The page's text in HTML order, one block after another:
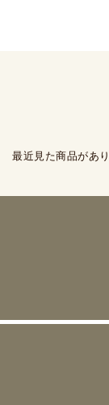
最近見た商品があり